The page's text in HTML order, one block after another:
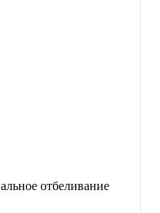
отбеливание